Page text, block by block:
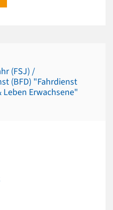
(FSJ) /
(BFD) "Fahrdienst
Erwachsene"